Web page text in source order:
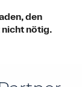
den
nicht nötig.